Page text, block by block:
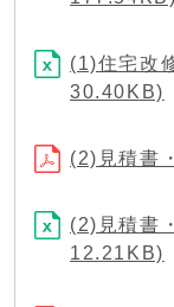
(1)住宅改
30.40KB)
(2)見積書
(2)見積書
12.21KB)